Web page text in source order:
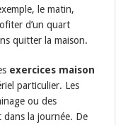
le matin,
d’un quart
quitter la maison.
exercices maison
particulier. Les
ou des
dans la journée. De